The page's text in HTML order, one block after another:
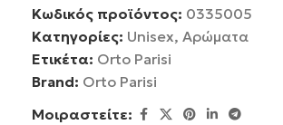
Κωδικός προϊόντος: 0335005
Κατηγορίες: Unisex, Αρώματα
Ετικέτα: Orto Parisi
Brand: Orto Parisi
Μοιραστείτε: